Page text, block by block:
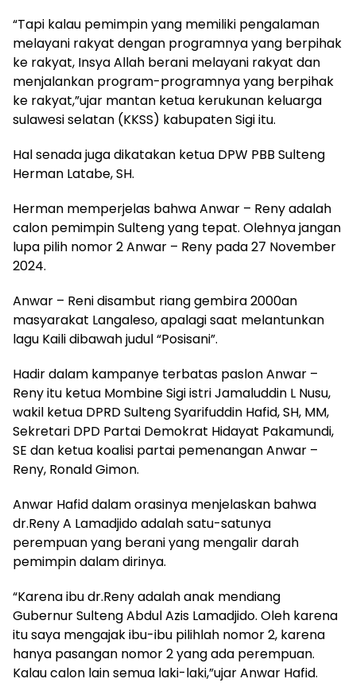
“Tapi kalau pemimpin yang memiliki pengalaman
melayani rakyat dengan programnya yang berpihak
ke rakyat, Insya Allah berani melayani rakyat dan
menjalankan program-programnya yang berpihak
ke rakyat,”ujar mantan ketua kerukunan keluarga
sulawesi selatan (KKSS) kabupaten Sigi itu.
Hal senada juga dikatakan ketua DPW PBB Sulteng
Herman Latabe, SH.
Herman memperjelas bahwa Anwar – Reny adalah
calon pemimpin Sulteng yang tepat. Olehnya jangan
lupa pilih nomor 2 Anwar – Reny pada 27 November
2024.
Anwar – Reni disambut riang gembira 2000an
masyarakat Langaleso, apalagi saat melantunkan
lagu Kaili dibawah judul “Posisani”.
Hadir dalam kampanye terbatas paslon Anwar –
Reny itu ketua Mombine Sigi istri Jamaluddin L Nusu,
wakil ketua DPRD Sulteng Syarifuddin Hafid, SH, MM,
Sekretari DPD Partai Demokrat Hidayat Pakamundi,
SE dan ketua koalisi partai pemenangan Anwar –
Reny, Ronald Gimon.
Anwar Hafid dalam orasinya menjelaskan bahwa
dr.Reny A Lamadjido adalah satu-satunya
perempuan yang berani yang mengalir darah
pemimpin dalam dirinya.
“Karena ibu dr.Reny adalah anak mendiang
Gubernur Sulteng Abdul Azis Lamadjido. Oleh karena
itu saya mengajak ibu-ibu pilihlah nomor 2, karena
hanya pasangan nomor 2 yang ada perempuan.
Kalau calon lain semua laki-laki,”ujar Anwar Hafid.